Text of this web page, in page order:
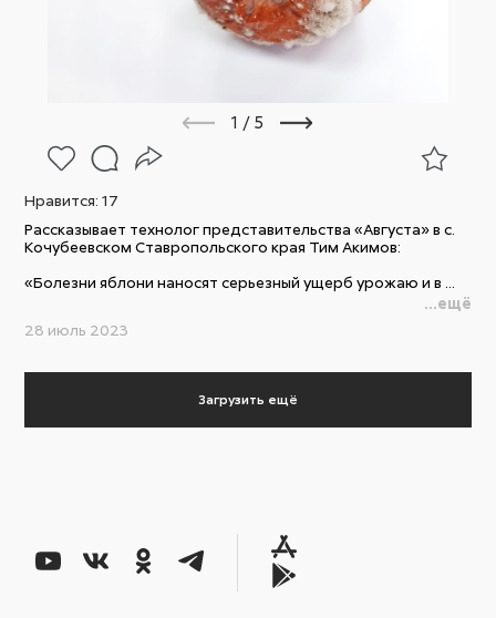
1 /5
Нравится:17
Рассказывает технолог представительства «Августа» в с.
Кочубеевском Ставропольского края Тим Акимов:
«Болезни яблони наносят серьезный ущерб урожаю и в ...
...ещё
28 июль 2023
Загрузить ещё